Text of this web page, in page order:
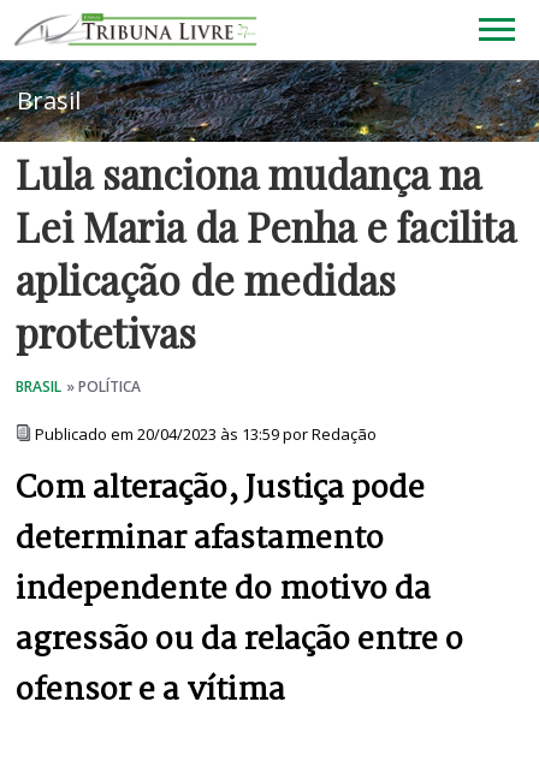
Lula sanciona mudança na
Lei Maria da Penha e facilita
aplicação de medidas
protetivas
Publicado em 20/04/2023 às 13:59 por Redação
Com alteração, Justiça pode
determinar afastamento
independente do motivo da
agressão ou da relação entre o
ofensor e a vítima